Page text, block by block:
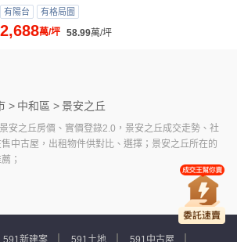
有陽台 有格局圖
2,688萬/坪 58.99萬/坪
> 中和區 > 景安之丘
安之丘房價、實價登錄2.0，景安之丘成交走勢、社
中古屋，出租物件供對比、選擇；景安之丘所在的
；
591新建案 591土地 591中古屋